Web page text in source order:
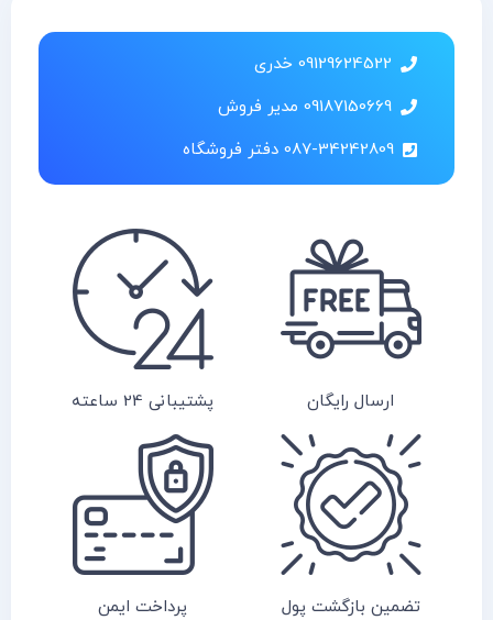
09129624522 خدری
09187150669 مدیر فروش
087-34242809 دفتر فروشگاه
ارسال رایگان پشتیبانی 24 ساعته
تضمین بازگشت پول پرداخت ایمن